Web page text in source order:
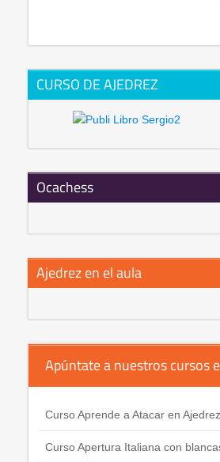
CURSO DE AJEDREZ
Ocachess
Ajedrez en el aula
Apúntate a nuestros cursos
Curso Aprende a Atacar en Ajedrez
Curso Apertura Italiana con